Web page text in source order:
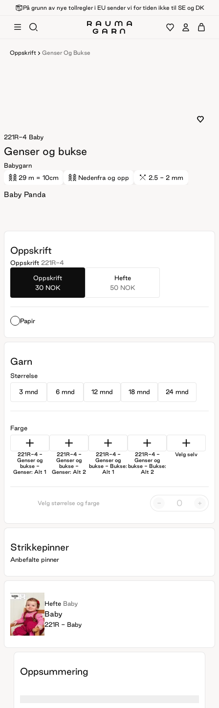
På grunn av nye tollregler i EU sender vi for tiden ikke til SE og DK
Oppskrift Genser Og Bukse
221R-4 Baby
Genser og bukse
Babygarn
29 m = 10cm Nedenfra og opp 2.5 - 2 mm
Baby Panda
Oppskrift
Oppskrift 221R-4
Oppskrift
30 NOK
Hefte
50 NOK
Papir
Garn
Størrelse
3 mnd 6 mnd 12 mnd 18 mnd 24 mnd
Farge
221R-4 -
Genser og
bukse -
Genser: Alt 1
221R-4 -
Genser og
bukse -
Genser: Alt 2
221R-4 -
Genser og
bukse - Bukse:
Alt 1
221R-4 -
Genser og
bukse - Bukse:
Alt 2
Velg selv
Velg størrelse og farge - +
Strikkepinner
Anbefalte pinner
Hefte Baby
Baby
221R - Baby
Oppsummering